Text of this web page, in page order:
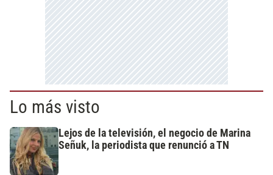
Lo más visto
Lejos de la televisión, el negocio de Marina
Señuk, la periodista que renunció a TN